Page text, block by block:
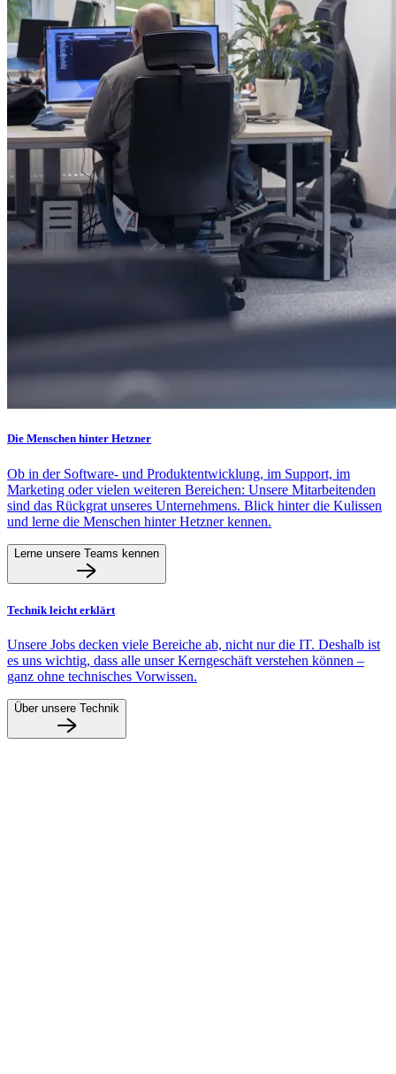
Die Menschen hinter Hetzner
Ob in der Software- und Produktentwicklung, im Support, im
Marketing oder vielen weiteren Bereichen: Unsere Mitarbeitenden
sind das Rückgrat unseres Unternehmens. Blick hinter die Kulissen
und lerne die Menschen hinter Hetzner kennen.
Lerne unsere Teams kennen
Technik leicht erklärt
Unsere Jobs decken viele Bereiche ab, nicht nur die IT. Deshalb ist
es uns wichtig, dass alle unser Kerngeschäft verstehen können –
ganz ohne technisches Vorwissen.
Über unsere Technik